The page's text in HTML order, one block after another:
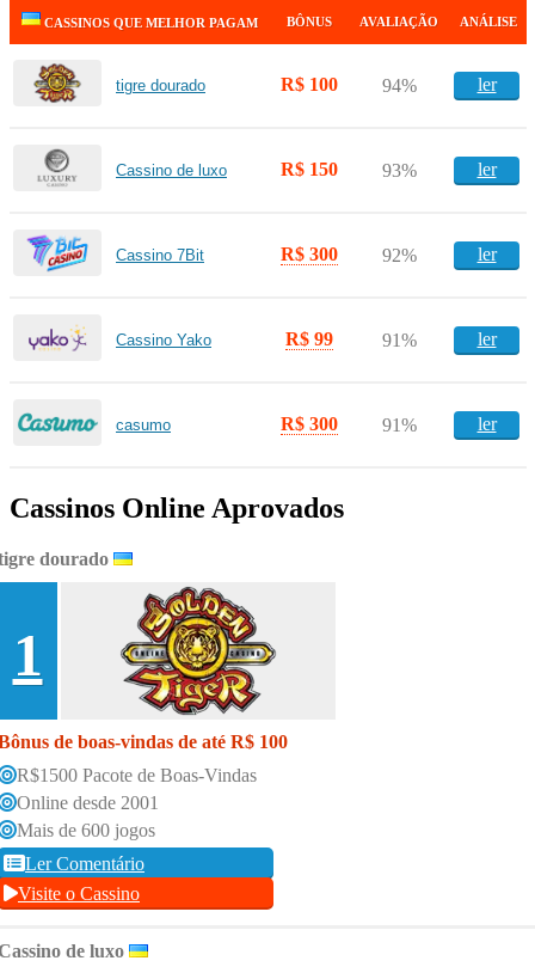
CASSINOS QUE MELHOR PAGAM BÔNUS AVALIAÇÃO ANÁLISE
tigre dourado R$ 100 94% ler
Cassino de luxo R$ 150 93% ler
Cassino 7Bit R$ 300 92% ler
Cassino Yako R$ 99 91% ler
casumo R$ 300 91% ler
Cassinos Online Aprovados
dourado
1
de boas-vindas de até R$ 100
R$1500 Pacote de Boas-Vindas
Online desde 2001
Mais de 600 jogos
Ler Comentário
Visite o Cassino
de luxo